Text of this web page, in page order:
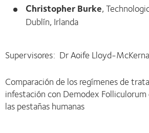
Christopher Burke,
Dublín, Irlanda
Supervisores: Dr Aoife Lloyd-
Comparación de los regímenes de
infestación con Demodex
las pestañas humanas